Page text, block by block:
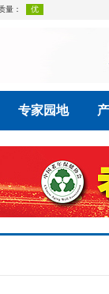
专家园地